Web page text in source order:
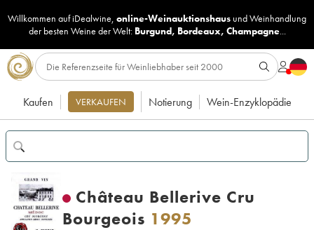
Willkommen auf iDealwine, online-Weinauktionshaus undWeinhandlung
der besten Weine der Welt: Burgund, Bordeaux, Champagne...
Kaufen VERKAUFEN Notierung Wein-Enzyklopädie
Château Bellerive Cru
Bourgeois 1995